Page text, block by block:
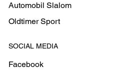
Automobil Slalom
Oldtimer Sport
SOCIAL MEDIA
Facebook